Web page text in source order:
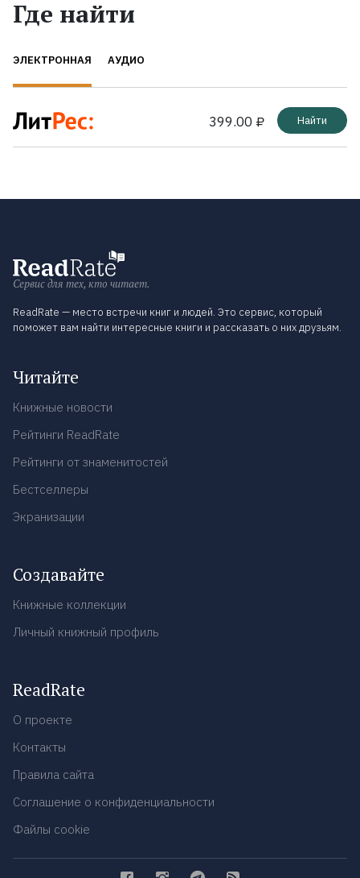
Где найти
ЭЛЕКТРОННАЯ АУДИО
399.00 ₽ Найти
Сервис для тех, кто читает.
ReadRate — место встречи книг и людей. Это сервис, который
поможет вам найти интересные книги и рассказать о них друзьям.
Читайте
Книжные новости
Рейтинги ReadRate
Рейтинги от знаменитостей
Бестселлеры
Экранизации
Создавайте
Книжные коллекции
Личный книжный профиль
ReadRate
О проекте
Контакты
Правила сайта
Соглашение о конфиденциальности
Файлы cookie